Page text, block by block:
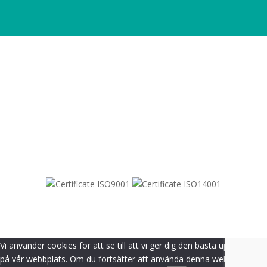
Vi använder cookies för att se till att vi ger dig den bästa upplevelsen
på vår webbplats. Om du fortsätter att använda denna webbplats